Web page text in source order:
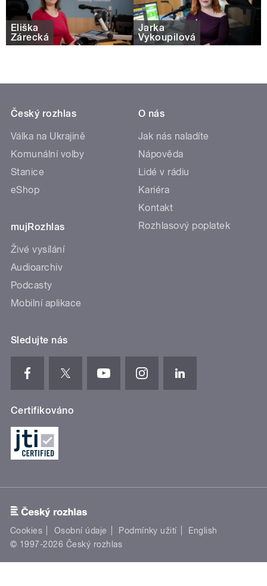
Eliška
Zárecká
Jarka
Vykoupilová
Český rozhlas
Válka na Ukrajině
Komunální volby
Stanice
eShop
mujRozhlas
Živé vysílání
Audioarchiv
Podcasty
Mobilní aplikace
O nás
Jak nás naladíte
Nápověda
Lidé v rádiu
Kariéra
Kontakt
Rozhlasový poplatek
Sledujte nás
Certifikováno
Cookies Osobní údaje Podmínky užití
English
© 1997-2026 Český rozhlas